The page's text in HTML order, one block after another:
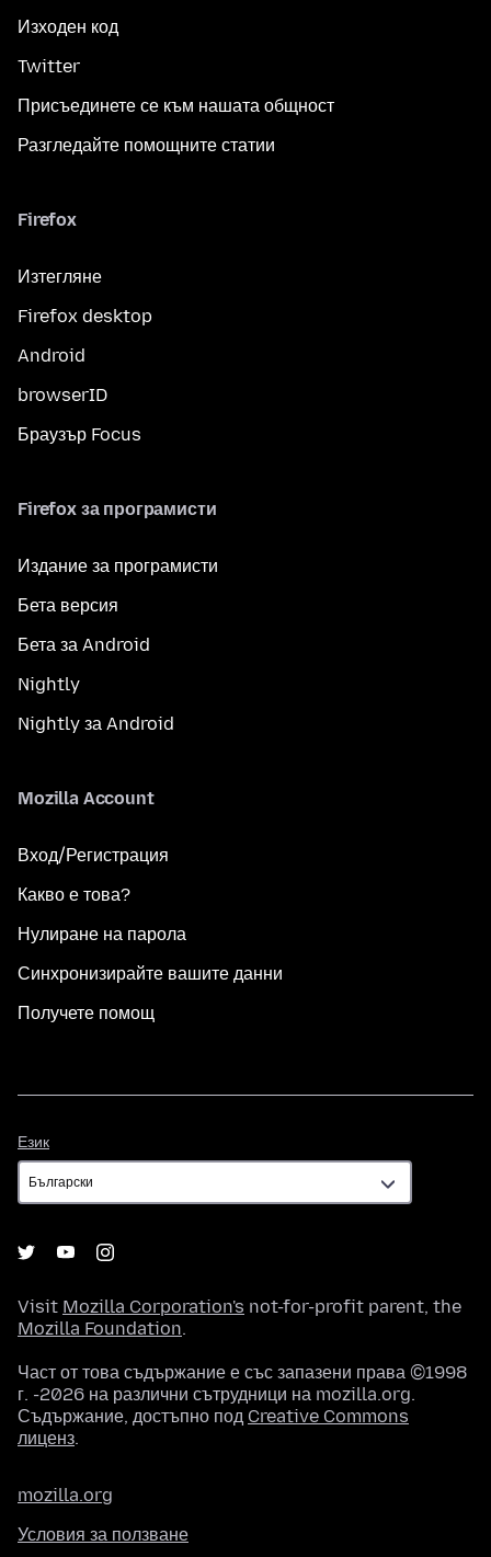
Изходен код
Twitter
Присъединете се към нашата общност
Разгледайте помощните статии
Firefox
Изтегляне
Firefox desktop
Android
browserID
Браузър Focus
Firefox за програмисти
Издание за програмисти
Бета версия
Бета за Android
Nightly
Nightly за Android
Mozilla Account
Вход/Регистрация
Какво е това?
Нулиране на парола
Синхронизирайте вашите данни
Получете помощ
Език
Visit Mozilla Corporation's not-for-profit parent, the
Mozilla Foundation.
Част от това съдържание е със запазени права ©1998
г. -2026 на различни сътрудници на mozilla.org.
Съдържание, достъпно под Creative Commons
лиценз.
mozilla.org
Условия за ползване